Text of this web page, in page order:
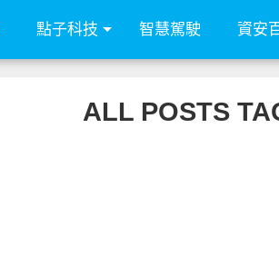
點子科技 智慧駕駛 資安
ALL POSTS